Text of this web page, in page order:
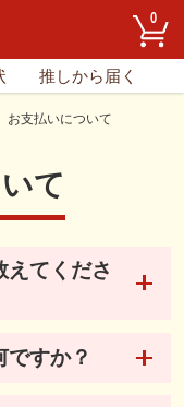
0
推しから届く
お支払いについて
て
えてくださ
すか？